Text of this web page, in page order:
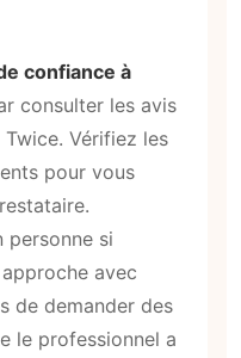
confiance à
consulter les avis
Vérifiez les
pour vous
personne si
avec
de demander des
le professionnel a